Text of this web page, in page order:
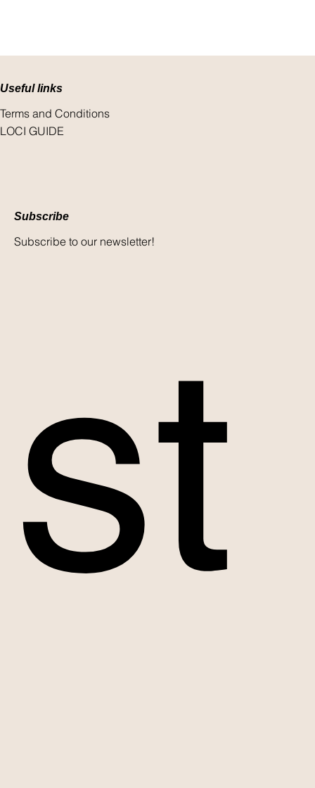
Useful links
Terms and Conditions
LOCI GUIDE
Subscribe
Subscribe to our newsletter!
st